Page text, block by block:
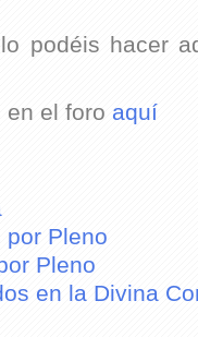
podéis hacer
en el foro aquí
Pleno
Pleno
en la Divina